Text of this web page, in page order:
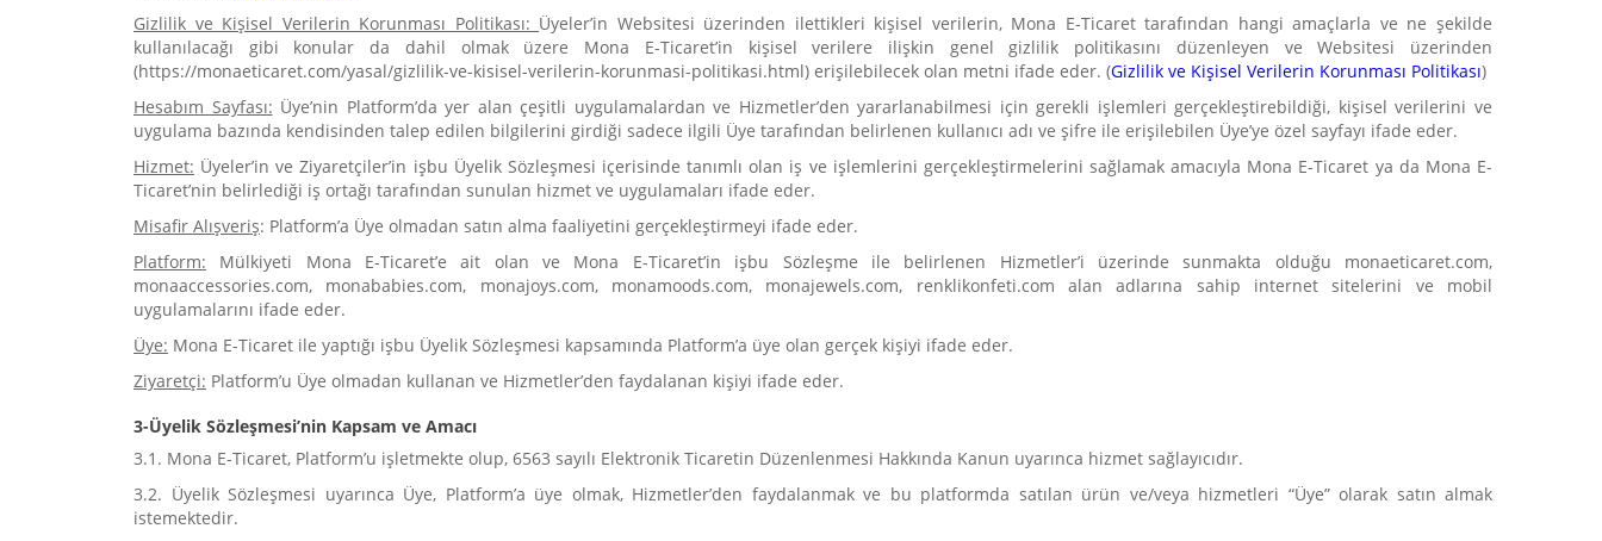
Gizlilik ve Kişisel Verilerin Korunması Politikası: Üyeler’in Websitesi üzerinden ilettikleri kişisel verilerin, Mona E-Ticaret tarafından hangi amaçlarla ve ne şekilde
kullanılacağı gibi konular da dahil olmak üzere Mona E-Ticaret’in kişisel verilere ilişkin genel gizlilik politikasını düzenleyen ve Websitesi üzerinden
(https://monaeticaret.com/yasal/gizlilik-ve-kisisel-verilerin-korunmasi-politikasi.html) erişilebilecek olan metni ifade eder. (Gizlilik ve Kişisel Verilerin Korunması Politikası)
Hesabım Sayfası: Üye’nin Platform’da yer alan çeşitli uygulamalardan ve Hizmetler’den yararlanabilmesi için gerekli işlemleri gerçekleştirebildiği, kişisel verilerini ve
uygulama bazında kendisinden talep edilen bilgilerini girdiği sadece ilgili Üye tarafından belirlenen kullanıcı adı ve şifre ile erişilebilen Üye’ye özel sayfayı ifade eder.
Hizmet: Üyeler’in ve Ziyaretçiler’in işbu Üyelik Sözleşmesi içerisinde tanımlı olan iş ve işlemlerini gerçekleştirmelerini sağlamak amacıyla Mona E-Ticaret ya da Mona E-
Ticaret’nin belirlediği iş ortağı tarafından sunulan hizmet ve uygulamaları ifade eder.
Misafir Alışveriş: Platform’a Üye olmadan satın alma faaliyetini gerçekleştirmeyi ifade eder.
Platform: Mülkiyeti Mona E-Ticaret’e ait olan ve Mona E-Ticaret’in işbu Sözleşme ile belirlenen Hizmetler’i üzerinde sunmakta olduğu monaeticaret.com,
monaaccessories.com, monababies.com, monajoys.com, monamoods.com, monajewels.com, renklikonfeti.com alan adlarına sahip internet sitelerini ve mobil
uygulamalarını ifade eder.
Üye: Mona E-Ticaret ile yaptığı işbu Üyelik Sözleşmesi kapsamında Platform’a üye olan gerçek kişiyi ifade eder.
Ziyaretçi: Platform’u Üye olmadan kullanan ve Hizmetler’den faydalanan kişiyi ifade eder.
3-Üyelik Sözleşmesi’nin Kapsam ve Amacı
3.1. Mona E-Ticaret, Platform’u işletmekte olup, 6563 sayılı Elektronik Ticaretin Düzenlenmesi Hakkında Kanun uyarınca hizmet sağlayıcıdır.
3.2. Üyelik Sözleşmesi uyarınca Üye, Platform’a üye olmak, Hizmetler’den faydalanmak ve bu platformda satılan ürün ve/veya hizmetleri “Üye” olarak satın almak
istemektedir.